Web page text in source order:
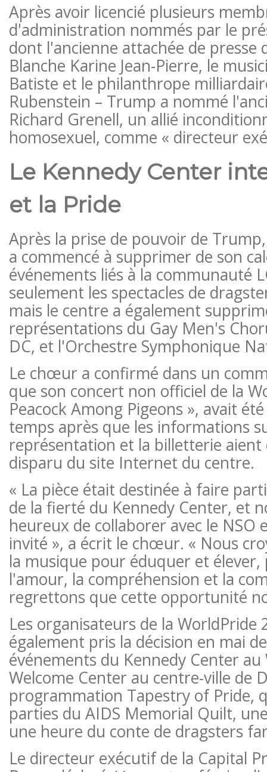
Après avoir licencié plusieurs
d'administration nommés par le
dont l'ancienne attachée de presse
Blanche Karine Jean-Pierre, le
Batiste et le philanthrope
Rubenstein – Trump a nommé
Richard Grenell, un allié
homosexuel, comme « directeur
Le Kennedy Center
et la Pride
Après la prise de pouvoir de
a commencé à supprimer de son
événements liés à la communauté
seulement les spectacles de
mais le centre a également
représentations du Gay Men's
DC, et l'Orchestre Symphonique
Le chœur a confirmé dans un
que son concert non officiel de la
Peacock Among Pigeons », avait
temps après que les informations
représentation et la billetterie
disparu du site Internet du centre.
« La pièce était destinée à faire
de la fierté du Kennedy Center, et
heureux de collaborer avec le
invité », a écrit le chœur. « Nous
la musique pour éduquer et
l'amour, la compréhension et la
regrettons que cette opportunité
Les organisateurs de la WorldPride
également pris la décision en mai
événements du Kennedy Center au
Welcome Center au centre-ville de
programmation Tapestry of Pride,
parties du AIDS Memorial Quilt,
une heure du conte de dragsters
Le directeur exécutif de la Capital